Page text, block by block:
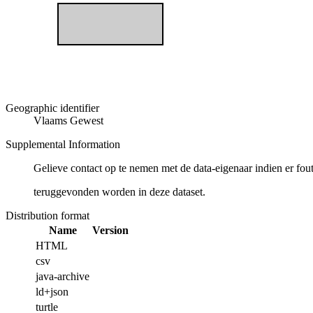
Geographic identifier
Vlaams Gewest
Supplemental Information
Gelieve contact op te nemen met de data-eigenaar indien er
teruggevonden worden in deze dataset.
Distribution format
Name
Version
HTML
csv
java-archive
ld+json
turtle